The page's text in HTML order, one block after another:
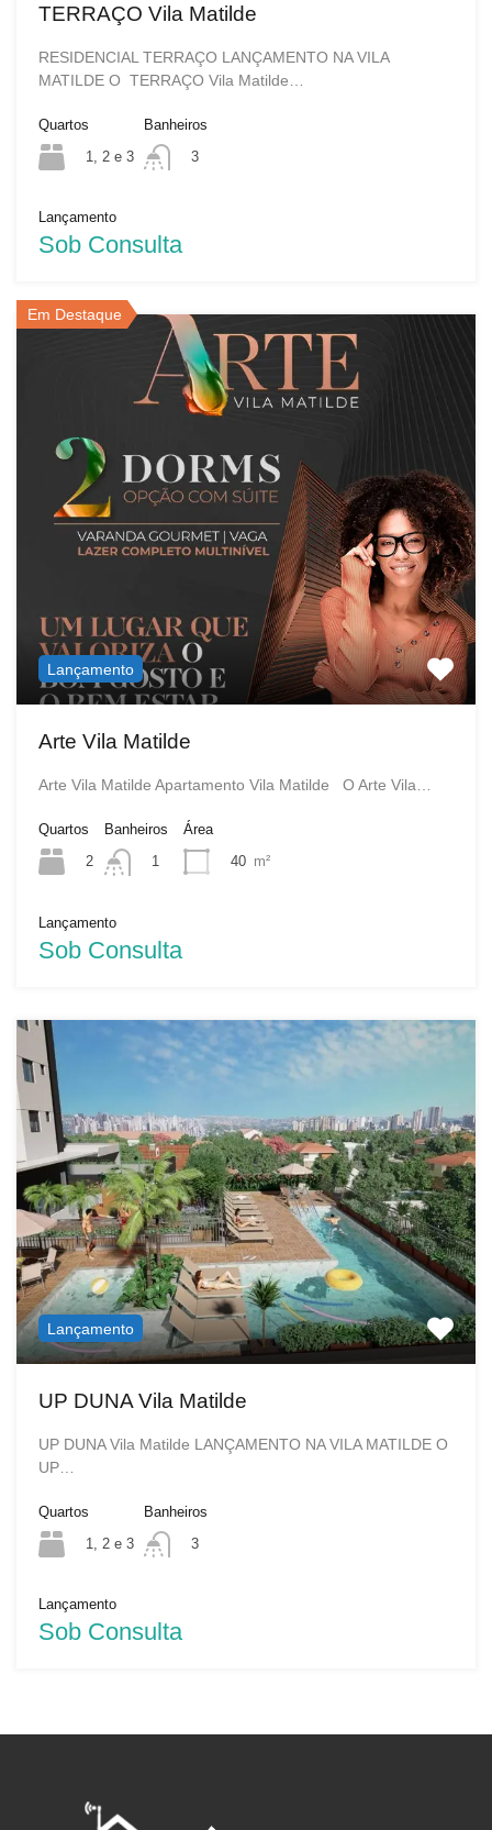
TERRAÇO Vila Matilde
RESIDENCIAL TERRAÇO LANÇAMENTO NA VILA
MATILDE O TERRAÇO Vila Matilde…
Quartos
1, 2 e 3
Banheiros
3
Lançamento
Sob Consulta
Em Destaque
Lançamento
Arte Vila Matilde
Arte Vila Matilde Apartamento Vila Matilde O Arte Vila…
Quartos
2
Banheiros
1
Área
40 m²
Lançamento
Sob Consulta
Lançamento
UP DUNA Vila Matilde
UP DUNA Vila Matilde LANÇAMENTO NA VILA MATILDE O
UP…
Quartos
1, 2 e 3
Banheiros
3
Lançamento
Sob Consulta